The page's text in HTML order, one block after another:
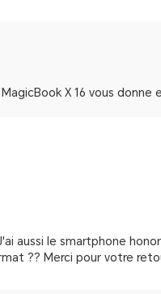
X 16 vous
aussi le smartphone
?? Merci pour votre